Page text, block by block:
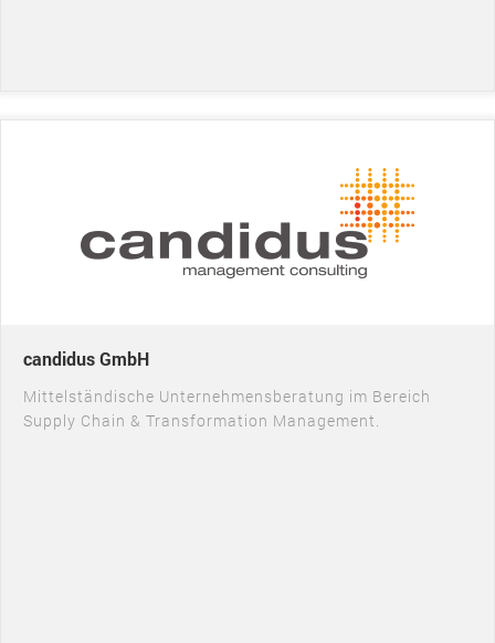
candidus GmbH
Mittelständische Unternehmensberatung im Bereich
Supply Chain & Transformation Management.